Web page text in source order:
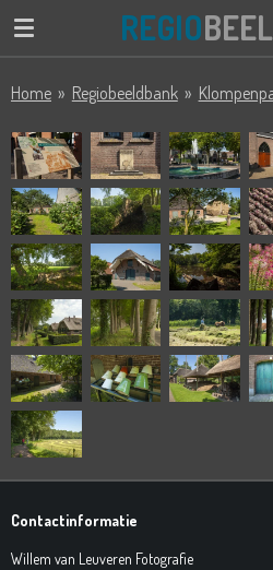
Ga
de
REGIO
Home » Regiobeeldbank »
Contactinformatie
Willem van Leuveren Fotografie